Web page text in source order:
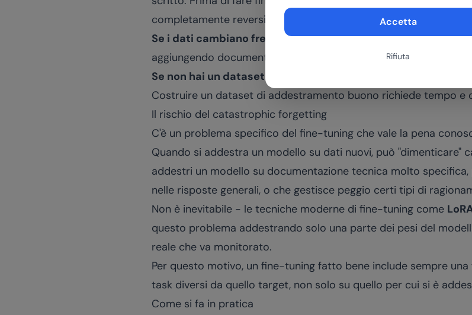
Accetta
Rifiuta
completamente reversibile.
Se i dati cambiano frequentemente, il fine-tuning va ripetuto
aggiungendo documenti. La dinamica di costo è molto diversa.
Se non hai un dataset di qualità
, il fine-tuning produce
Costruire un dataset di addestramento buono richiede tempo e
Il rischio del catastrophic forgetting
C'è un problema specifico del fine-tuning che vale la pena
Quando si addestra un modello su dati nuovi, può "dimenticare"
addestri un modello su documentazione tecnica molto
nelle risposte generali, o che gestisce peggio certi tipi di
Non è inevitabile - le tecniche moderne di fine-tuning come
questo problema addestrando solo una parte dei pesi del
reale che va monitorato.
Per questo motivo, un fine-tuning fatto bene include sempre
task diversi da quello target, non solo su quello per cui si è
Come si fa in pratica